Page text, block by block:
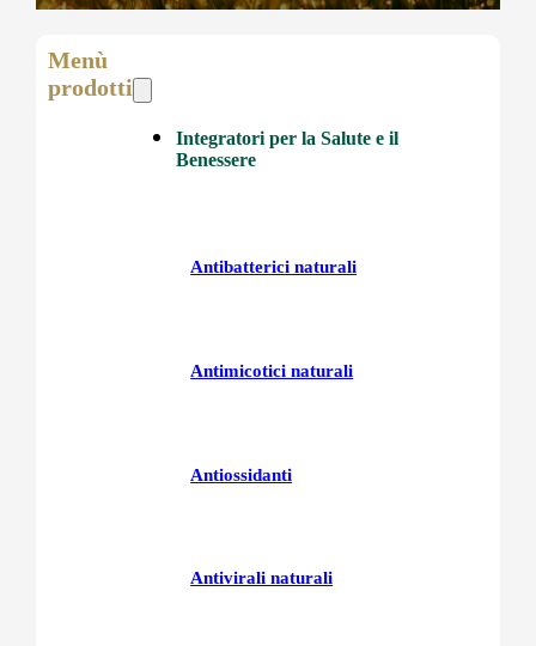
Menù
prodotti
Integratori per la Salute e il
Benessere
Antibatterici naturali
Antimicotici naturali
Antiossidanti
Antivirali naturali